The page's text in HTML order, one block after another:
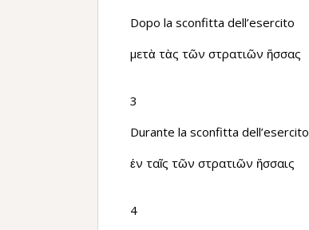
Dopo la sconfitta dell’esercito
μετὰ τὰς τῶν στρατιῶν ἥσσας
3
Durante la sconfitta dell’esercito
ἐν ταῖς τῶν στρατιῶν ἥσσαις
4